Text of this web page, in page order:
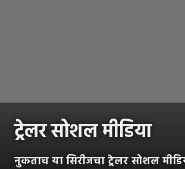
ट्रेलर सोशल मीडिया
नुकताच या सिरीजचा ट्रेलर सोशल